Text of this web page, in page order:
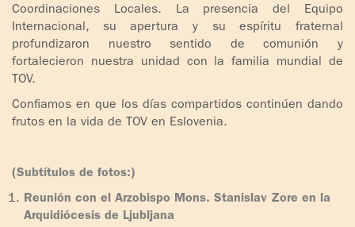
Coordinaciones Locales. La presencia del Equipo
Internacional, su apertura y su espíritu fraternal
profundizaron nuestro sentido de comunión y
fortalecieron nuestra unidad con la familia mundial de
TOV.
Confiamos en que los días compartidos continúen dando
frutos en la vida de TOV en Eslovenia.
(Subtítulos de fotos:)
Reunión con el Arzobispo Mons. Stanislav Zore en la
Arquidiócesis de Ljubljana